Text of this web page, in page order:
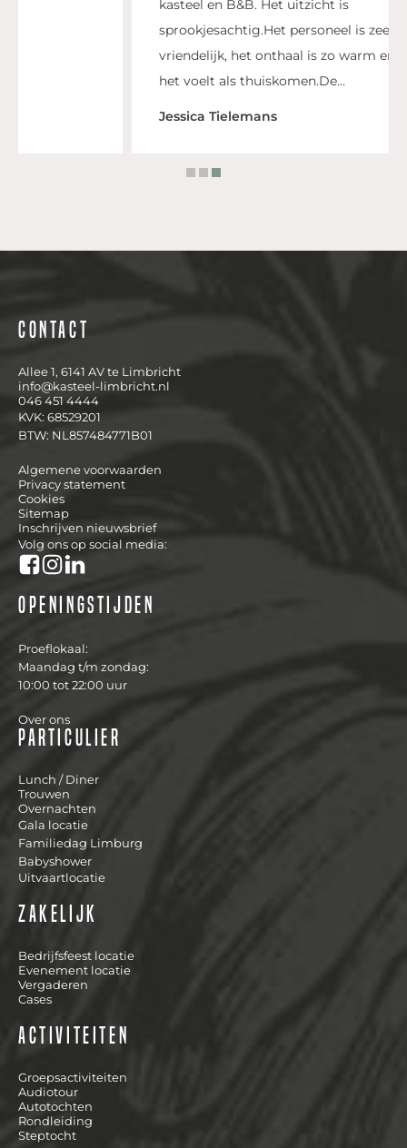
kasteel en B&B. Het uitzicht is
sprookjesachtig.Het personeel is zeer
vriendelijk, het onthaal is zo warm en
het voelt als thuiskomen.De...
Jessica Tielemans
Contact
Allee 1, 6141 AV te Limbricht
info@kasteel-limbricht.nl
046 451 4444
KVK: 68529201
BTW: NL857484771B01
Algemene voorwaarden
Privacy statement
Cookies
Sitemap
Inschrijven nieuwsbrief
Volg ons op social media:
Openingstijden
Proeflokaal:
Maandag t/m zondag:
10:00 tot 22:00 uur
Over ons
Particulier
Lunch / Diner
Trouwen
Overnachten
Gala locatie
Familiedag Limburg
Babyshower
Uitvaartlocatie
Zakelijk
Bedrijfsfeest locatie
Evenement locatie
Vergaderen
Cases
Activiteiten
Groepsactiviteiten
Audiotour
Autotochten
Rondleiding
Steptocht